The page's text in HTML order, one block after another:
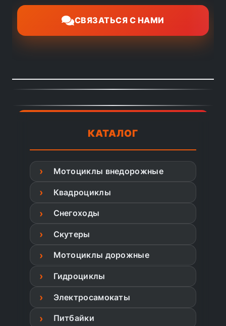
СВЯЗАТЬСЯ С НАМИ
КАТАЛОГ
Мотоциклы внедорожные
Квадроциклы
Снегоходы
Скутеры
Мотоциклы дорожные
Гидроциклы
Электросамокаты
Питбайки